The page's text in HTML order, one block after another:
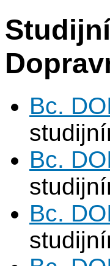
Bc.
Bc.
Bc.